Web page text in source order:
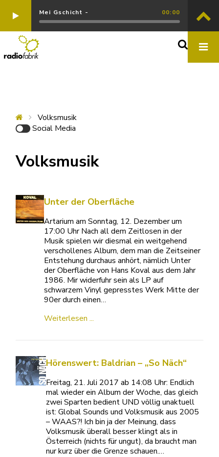
Mei Gschicht - 00:00
Volksmusik
Social Media
Volksmusik
Unter der Oberfläche
Artarium am Sonntag, 12. Dezember um
17:00 Uhr Nach all dem Zeitlosen in der
Musik spielen wir diesmal ein weitgehend
verschollenes Album, dem man die Zeitseiner
Entstehung durchaus anhört, nämlich Unter
der Oberfläche von Hans Koval aus dem Jahr
1986. Mir widerfuhr sein als LP auf
schwarzem Vinyl gepresstes Werk Mitte der
90er durch einen…
Weiterlesen ...
Hörenswert: Baldrian – „So Näch“
Freitag, 21. Juli 2017 ab 14:08 Uhr: Endlich
mal wieder ein Album der Woche, das gleich
zwei Sparten bedient UND völlig unaktuell
ist: Global Sounds und Volksmusik aus 2005
– WAAS?! Ich bin ja der Meinung, dass
Volksmusik überall besser klingt als in
Österreich (nichts für ungut), da braucht man
nur kurz über die Grenze schauen.…